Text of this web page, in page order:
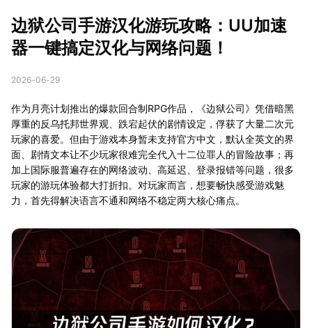
边狱公司手游汉化游玩攻略：UU加速
器一键搞定汉化与网络问题！
2026-06-29
作为月亮计划推出的爆款回合制RPG作品，《边狱公司》凭借暗黑
厚重的反乌托邦世界观、跌宕起伏的剧情设定，俘获了大量二次元
玩家的喜爱。但由于游戏本身暂未支持官方中文，默认全英文的界
面、剧情文本让不少玩家很难完全代入十二位罪人的冒险故事；再
加上国际服普遍存在的网络波动、高延迟、登录报错等问题，很多
玩家的游玩体验都大打折扣。对玩家而言，想要畅快感受游戏魅
力，首先得解决语言不通和网络不稳定两大核心痛点。